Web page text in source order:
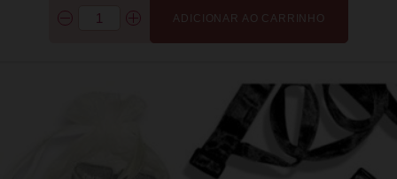
ADICIONAR AO CARRINHO